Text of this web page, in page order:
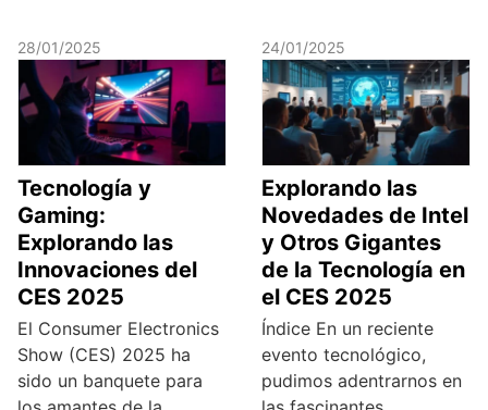
28/01/2025
Tecnología y
Gaming:
Explorando las
Innovaciones del
CES 2025
El Consumer Electronics
Show (CES) 2025 ha
sido un banquete para
24/01/2025
Explorando las
Novedades de Intel
y Otros Gigantes
de la Tecnología en
el CES 2025
Índice En un reciente
evento tecnológico,
pudimos adentrarnos en